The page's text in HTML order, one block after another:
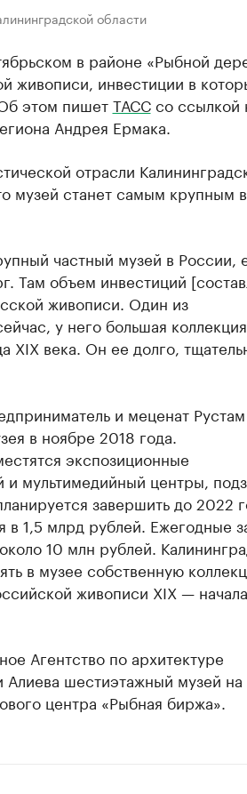
области
в районе «Рыбной
живописи, инвестиции в
этом пишетТАССсо ссылкой
Андрея Ермака.
отрасли
музей станет самым крупным в
частный музей в России,
Там объем инвестиций
живописи. Один из
у него большая коллекция
XIX века. Он ее долго,
и меценат
в ноябре 2018 года.
экспозиционные
и мультимедийный центры,
завершить до 2022
в 1,5 млрд рублей. Ежегодные
10 млн рублей.
в музее собственную
живописи XIX —
Агентство по архитектуре
шестиэтажный музей на
центра «Рыбная биржа».